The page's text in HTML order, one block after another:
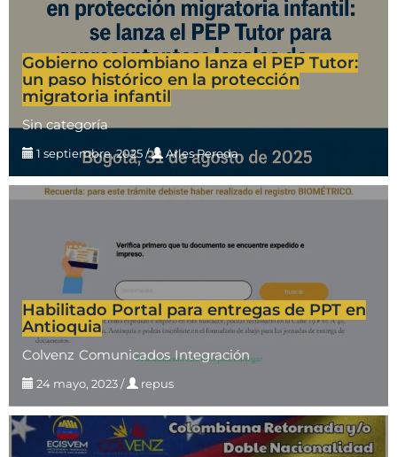
Gobierno colombiano lanza el PEP Tutor:
un paso histórico en la protección
migratoria infantil
Sin categoría
1 septiembre, 2025/ Arles Pereda
Habilitado Portal para entregas de PPT en
Antioquia
Colvenz Comunicados Integración
24 mayo, 2023/ repus